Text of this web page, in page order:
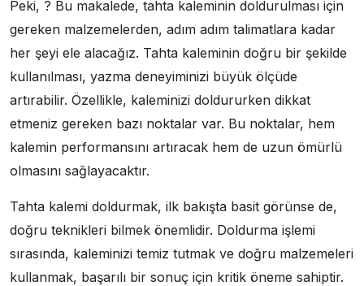
Peki, ? Bu makalede, tahta kaleminin doldurulması için
gereken malzemelerden, adım adım talimatlara kadar
her şeyi ele alacağız. Tahta kaleminin doğru bir şekilde
kullanılması, yazma deneyiminizi büyük ölçüde
artırabilir. Özellikle, kaleminizi doldururken dikkat
etmeniz gereken bazı noktalar var. Bu noktalar, hem
kalemin performansını artıracak hem de uzun ömürlü
olmasını sağlayacaktır.
Tahta kalemi doldurmak, ilk bakışta basit görünse de,
doğru teknikleri bilmek önemlidir. Doldurma işlemi
sırasında, kaleminizi temiz tutmak ve doğru malzemeleri
kullanmak, başarılı bir sonuç için kritik öneme sahiptir.